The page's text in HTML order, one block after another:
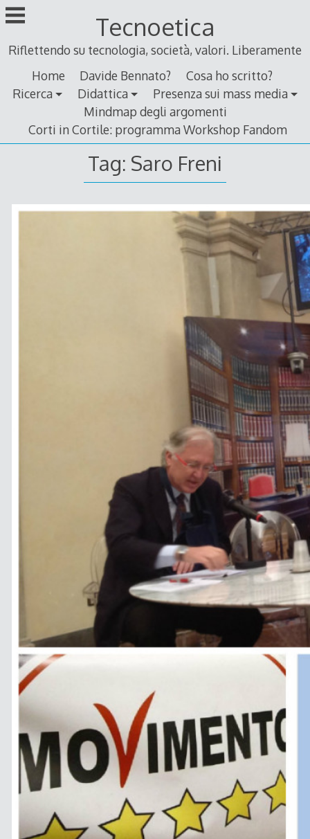
Skip
to
Tecnoetica
Riflettendo su tecnologia, società, valori. Liberamente
Home
Davide Bennato?
Cosa ho scritto?
Ricerca
Didattica
Presenza sui mass media
Mindmap degli argomenti
Corti in Cortile: programma Workshop Fandom
Tag: Saro Freni